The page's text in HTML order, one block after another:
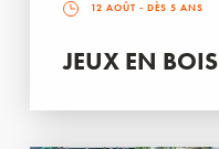
12 AOÛT - DÈS 5 ANS
JEUX EN BOIS